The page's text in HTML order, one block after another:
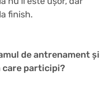
finish.
de antrenament și
care participi?